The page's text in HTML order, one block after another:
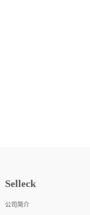
Selleck
公司简介